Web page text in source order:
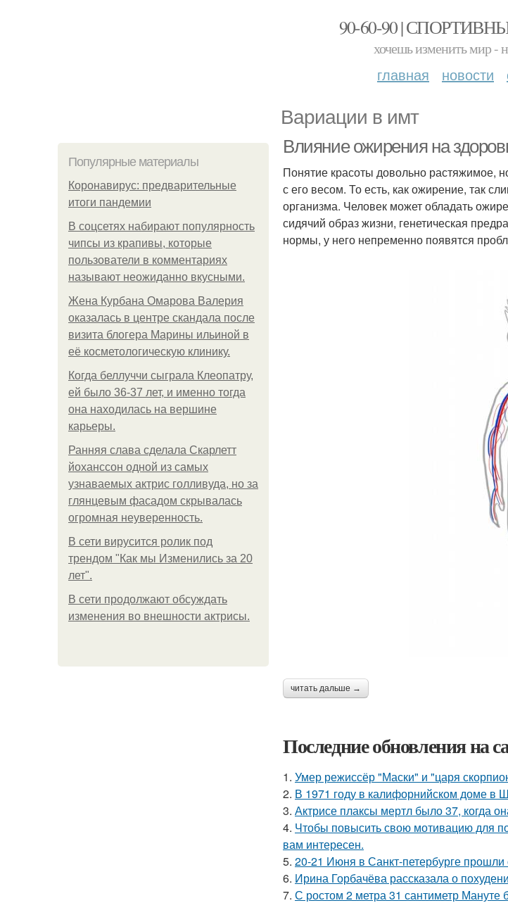
90-60-90 |
хочешь изменить мир -
главная новости
Вариации в имт
Популярные материалы
Коронавирус: предварительные
итоги пандемии
В соцсетях набирают популярность
чипсы из крапивы, которые
пользователи в комментариях
называют неожиданно вкусными.
Жена Курбана Омарова Валерия
оказалась в центре скандала после
визита блогера Марины ильиной в
её косметологическую клинику.
Когда беллуччи сыграла Клеопатру,
ей было 36-37 лет, и именно тогда
она находилась на вершине
карьеры.
Ранняя слава сделала Скарлетт
йоханссон одной из самых
узнаваемых актрис голливуда, но за
глянцевым фасадом скрывалась
огромная неуверенность.
В сети вирусится ролик под
трендом "Как мы Изменились за 20
лет".
В сети продолжают обсуждать
изменения во внешности актрисы.
Влияние ожирения на
Понятие красоты довольно растяжимое,
с его весом. То есть, как ожирение, так
организма. Человек может обладать
сидячий образ жизни, генетическая
нормы, у него непременно появятся
читать дальше →
Последние обновления на
1. Умер режиссёр "Маски" и "царя
2. В 1971 году в калифорнийском доме в
3. Актрисе плаксы мертл было 37, когда
4. Чтобы повысить свою мотивацию для
вам интересен.
5. 20-21 Июня в Санкт-петербурге
6. Ирина Горбачёва рассказала о
7. С ростом 2 метра 31 сантиметр Мануте